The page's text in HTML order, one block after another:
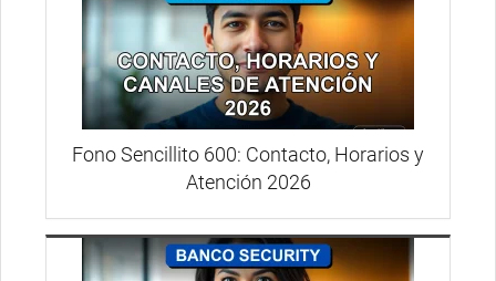
Fono Sencillito 600: Contacto, Horarios y
Atención 2026